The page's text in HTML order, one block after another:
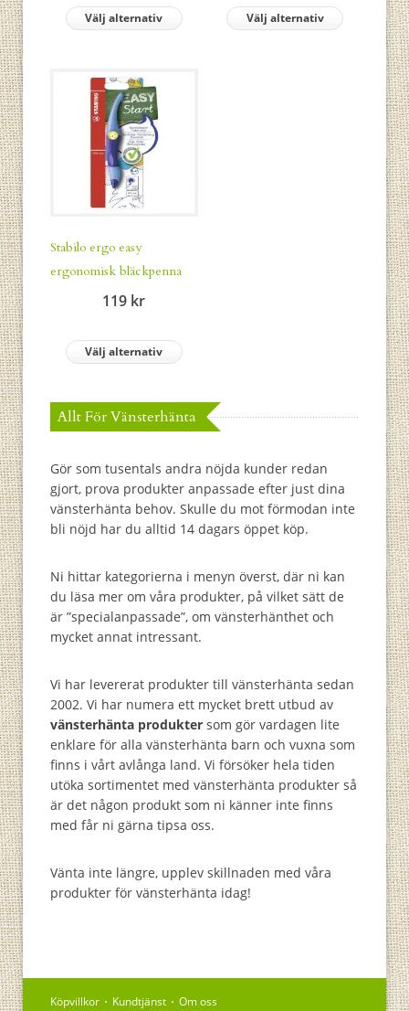
Välj alternativ
till
69 kr
Välj alternativ
Stabilo ergo easy
ergonomisk bläckpenna
119 kr
Välj alternativ
Allt För Vänsterhänta
Gör som tusentals andra nöjda kunder redan
gjort, prova produkter anpassade efter just dina
vänsterhänta behov. Skulle du mot förmodan inte
bli nöjd har du alltid 14 dagars öppet köp.
Ni hittar kategorierna i menyn överst, där ni kan
du läsa mer om våra produkter, på vilket sätt de
är ”specialanpassade”, om vänsterhänthet och
mycket annat intressant.
Vi har levererat produkter till vänsterhänta sedan
2002. Vi har numera ett mycket brett utbud av
vänsterhänta produktersom gör vardagen lite
enklare för alla vänsterhänta barn och vuxna som
finns i vårt avlånga land. Vi försöker hela tiden
utöka sortimentet med vänsterhänta produkter så
är det någon produkt som ni känner inte finns
med får ni gärna tipsa oss.
Vänta inte längre, upplev skillnaden med våra
produkter för vänsterhänta idag!
Köpvillkor Kundtjänst Om oss